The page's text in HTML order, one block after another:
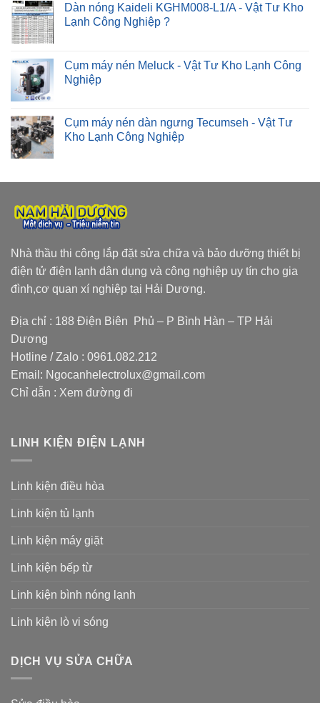
Dàn nóng Kaideli KGHM008-L1/A - Vật Tư Kho
Lạnh Công Nghiệp ?
Cụm máy nén Meluck - Vật Tư Kho Lạnh Công
Nghiệp
Cụm máy nén dàn ngưng Tecumseh - Vật Tư
Kho Lạnh Công Nghiệp
Nhà thầu thi công lắp đặt sửa chữa và bảo dưỡng thiết bị
điện tử điện lạnh dân dụng và công nghiệp uy tín cho gia
đình,cơ quan xí nghiệp tại Hải Dương.
Địa chỉ : 188 Điện Biên Phủ – P Bình Hàn – TP Hải
Dương
Hotline / Zalo : 0961.082.212
Email: Ngocanhelectrolux@gmail.com
Chỉ dẫn : Xem đường đi
LINH KIỆN ĐIỆN LẠNH
Linh kiện điều hòa
Linh kiện tủ lạnh
Linh kiện máy giặt
Linh kiện bếp từ
Linh kiện bình nóng lạnh
Linh kiện lò vi sóng
DỊCH VỤ SỬA CHỮA